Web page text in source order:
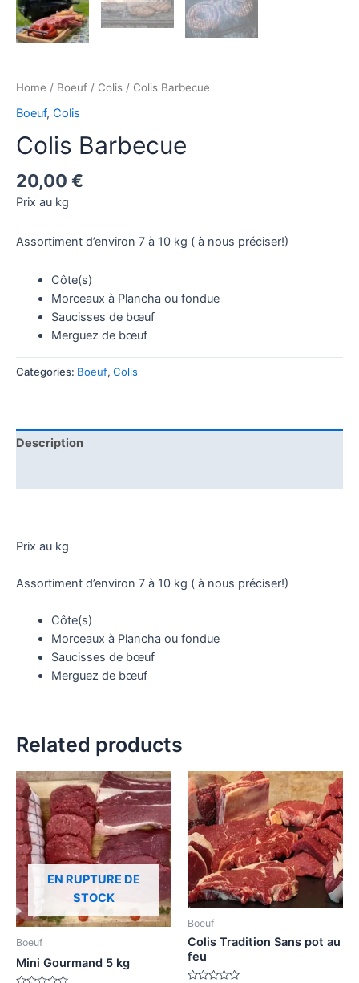
Home / Boeuf / Colis / Colis Barbecue
Boeuf, Colis
Colis Barbecue
20,00 €
Prix au kg
Assortiment d’environ 7 à 10 kg ( à nous préciser!)
Côte(s)
Morceaux à Plancha ou fondue
Saucisses de bœuf
Merguez de bœuf
Categories: Boeuf, Colis
Description
Prix au kg
Assortiment d’environ 7 à 10 kg ( à nous préciser!)
Côte(s)
Morceaux à Plancha ou fondue
Saucisses de bœuf
Merguez de bœuf
Related products
EN RUPTURE DE
STOCK
Boeuf
Mini Gourmand 5 kg
Boeuf
Colis Tradition Sans pot au
feu